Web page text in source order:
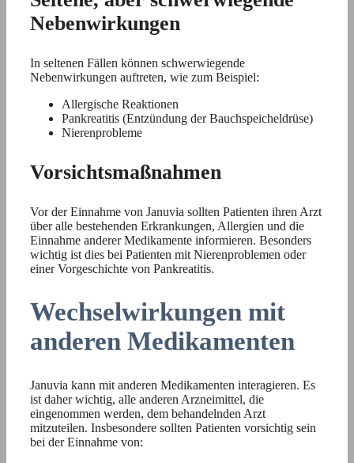
Nebenwirkungen
In seltenen Fällen können schwerwiegende
Nebenwirkungen auftreten, wie zum Beispiel:
Allergische Reaktionen
Pankreatitis (Entzündung der Bauchspeicheldrüse)
Nierenprobleme
Vorsichtsmaßnahmen
Vor der Einnahme von Januvia sollten Patienten ihren Arzt
über alle bestehenden Erkrankungen, Allergien und die
Einnahme anderer Medikamente informieren. Besonders
wichtig ist dies bei Patienten mit Nierenproblemen oder
einer Vorgeschichte von Pankreatitis.
Wechselwirkungen mit
anderen Medikamenten
Januvia kann mit anderen Medikamenten interagieren. Es
ist daher wichtig, alle anderen Arzneimittel, die
eingenommen werden, dem behandelnden Arzt
mitzuteilen. Insbesondere sollten Patienten vorsichtig sein
bei der Einnahme von: